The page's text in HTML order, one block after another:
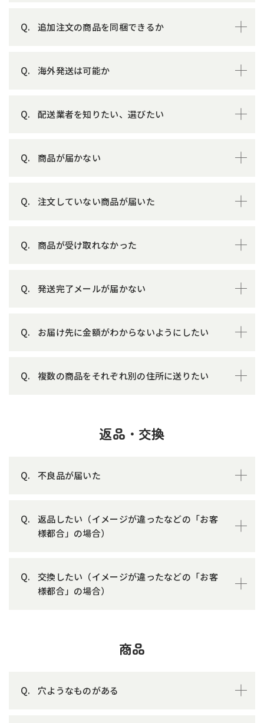
追加注文の商品を同梱できるか
海外発送は可能か
配送業者を知りたい、選びたい
商品が届かない
注文していない商品が届いた
商品が受け取れなかった
発送完了メールが届かない
お届け先に金額がわからないようにしたい
複数の商品をそれぞれ別の住所に送りたい
返品・交換
不良品が届いた
返品したい（イメージが違ったなどの「お客
様都合」の場合）
交換したい（イメージが違ったなどの「お客
様都合」の場合）
商品
穴ようなものがある